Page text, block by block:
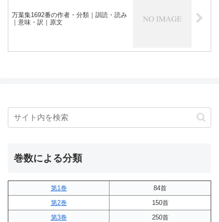
万葉集1692番の作者・分類｜訓読・読み
｜意味・訳｜原文
巻数による分類
第1巻
84首
第2巻
150首
第3巻
250首